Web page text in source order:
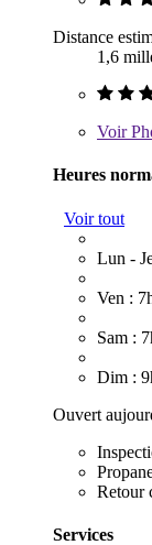
Distance
1,6
Voir
Heures
Voir tout
Lun -
Ven :
Sam :
Dim :
Ouvert
Retour
Services